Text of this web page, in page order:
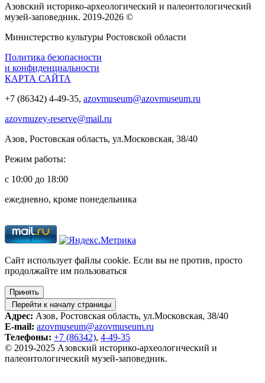
Азовский историко‑археологический и палеонтологический
музей‑заповедник. 2019-2026 ©
Министерство культуры Ростовской области
Политика безопасности
и конфиденциальности
КАРТА САЙТА
+7 (86342) 4-49-35, azovmuseum@azovmuseum.ru
azovmuzey-reserve@mail.ru
Азов, Ростовская область, ул.Московская, 38/40
Режим работы:
с 10:00 до 18:00
ежедневно, кроме понедельника
Cайт использует файлы cookie. Если вы не против, просто
продолжайте им пользоваться
Принять
Перейти к началу страницы
Адрес: Азов, Ростовская область, ул.Московская, 38/40
E-mail: azovmuseum@azovmuseum.ru
Телефоны: +7 (86342), 4-49-35
© 2019-2025 Азовский историко‑археологический и
палеонтологический музей‑заповедник.